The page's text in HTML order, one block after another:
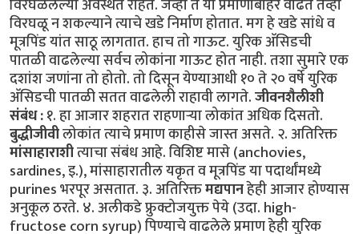
विरघळलेल्या अवस्थेत राहते. जेव्हा ते या प्रमाणाबाहेर वाढते तेव्हा
विरघळू न शकल्याने त्याचे खडे निर्माण होतात. मग हे खडे सांधे व
मूत्रपिंड यांत साठू लागतात. हाच तो गाऊट. युरिक अ‍ॅसिडची
पातळी वाढलेल्या सर्वच लोकांना गाऊट होत नाही. तशा सुमारे एक
दशांश जणांना तो होतो. तो दिसून येण्याआधी १० ते २० वर्षे युरिक
अ‍ॅसिडची पातळी सतत वाढलेली राहावी लागते.जीवनशैलीशी
संबंध :१. हा आजार शहरात राहणाऱ्या लोकांत अधिक दिसतो.
बुद्धीजीवीलोकांत त्याचे प्रमाण काहीसे जास्त असते. २. अतिरिक्त
मांसाहाराशीत्याचा संबंध आहे. विशिष्ट मासे (anchovies,
sardines, इ.), मांसाहारातील यकृत व मूत्रपिंड या पदार्थांमध्ये
purines भरपूर असतात. ३. अतिरिक्तमद्यपानहेही आजार होण्यास
अनुकूल ठरते. ४. अलीकडे फ्रुक्टोजयुक्त पेये (उदा. high-
fructose corn syrup) पिण्याचे वाढलेले प्रमाण हेही युरिक